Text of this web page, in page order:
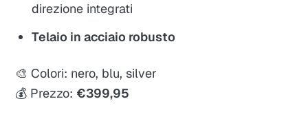
direzione integrati
Telaio in acciaio robusto
🎨 Colori: nero, blu, silver
💰 Prezzo: €399,95